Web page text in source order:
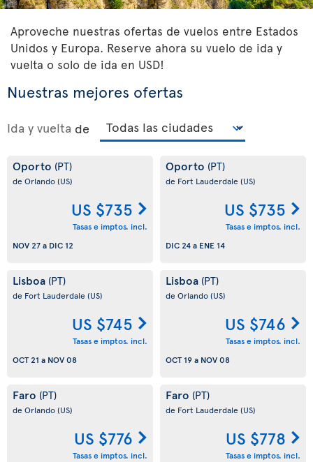
Aproveche nuestras ofertas de vuelos entre Estados
Unidos y Europa. Reserve ahora su vuelo de ida y
vuelta o solo de ida en USD!
Nuestras mejores ofertas
Ida y vuelta de
Oporto (PT)
de Orlando(US)
US $735
Tasas e imptos. incl.
NOV 27a DIC 12
Oporto (PT)
de Fort Lauderdale (US)
US $735
Tasas e imptos. incl.
DIC 24a ENE 14
Lisboa (PT)
de Fort Lauderdale (US)
US $745
Tasas e imptos. incl.
OCT 21 a NOV 08
Lisboa (PT)
de Orlando(US)
US $746
Tasas e imptos. incl.
OCT 19a NOV 08
Faro (PT)
de Orlando(US)
US $776
Tasas e imptos. incl.
Faro (PT)
de Fort Lauderdale (US)
US $778
Tasas e imptos. incl.